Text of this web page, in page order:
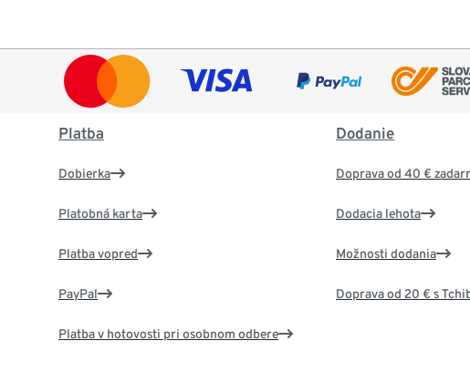
Platba
Dobierka
Platobná karta
Platba vopred
PayPal
Platba v hotovosti pri osobnom odbere
Dodanie
Doprava od 40 €
Dodacia lehota
Možnosti dodania
Doprava od 20 € s